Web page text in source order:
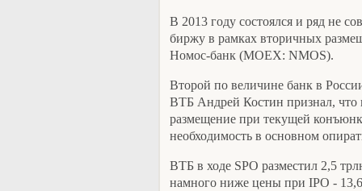
В 2013 году состоялся и ряд не
биржу в рамках вторичных
Номос-банк (MOEX: NMOS).
Второй по величине банк в
ВТБ Андрей Костин признал, что
размещение при текущей
необходимость в основном
ВТБ в ходе SPO разместил 2,5
намного ниже цены при IPO -